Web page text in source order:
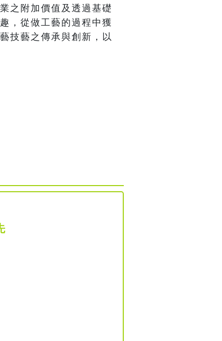
之附加價值及透過基礎
，從做工藝的過程中獲
技藝之傳承與創新，以